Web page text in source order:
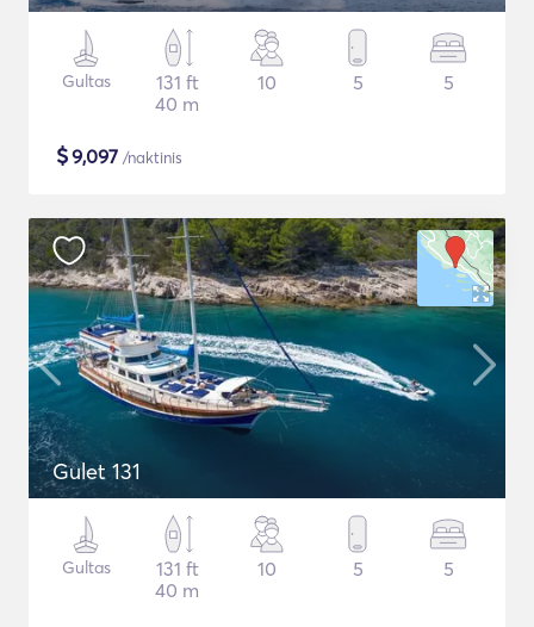
Gultas
131 ft
40 m
10 5 5
$9,097 /naktinis
Gulet 131
Gultas
131 ft
40 m
10 5 5